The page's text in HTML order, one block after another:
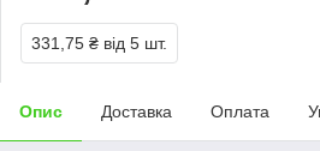
331,75 ₴ від 5 шт.
Опис Доставка Оплата